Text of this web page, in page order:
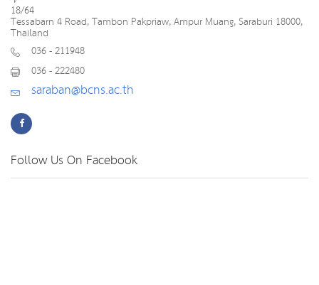
18/64
Tessabarn 4 Road, Tambon Pakpriaw, Ampur Muang, Saraburi 18000,
Thailand
036 - 211948
036 - 222480
saraban@bcns.ac.th
Follow Us On Facebook